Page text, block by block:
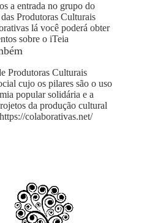
a entrada no grupo do
Produtoras Culturais
lá você poderá obter
sobre o iTeia
Produtoras Culturais
cujo os pilares são o uso
popular solidária e a
da produção cultural
https://colaborativas.net/